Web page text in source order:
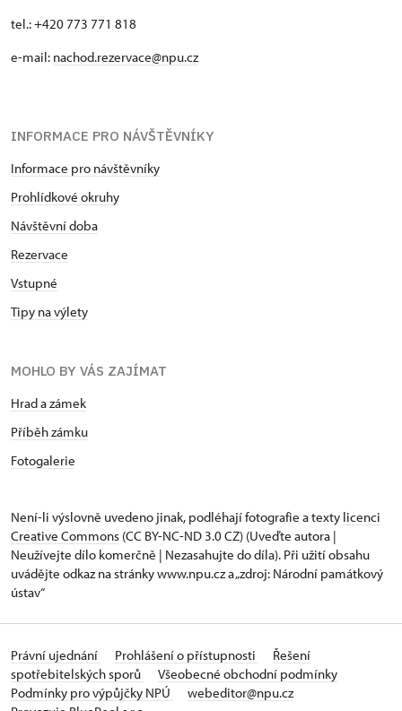
tel.: +420 773 771 818
e-mail: nachod.rezervace@npu.cz
INFORMACE PRO NÁVŠTĚVNÍKY
Informace pro návštěvníky
Prohlídkové okruhy
Návštěvní doba
Rezervace
Vstupné
Tipy na výlety
MOHLO BY VÁS ZAJÍMAT
Hrad a zámek
Příběh zámku
Fotogalerie
Není-li výslovně uvedeno jinak, podléhají fotografie a texty licenci
Creative Commons (CC BY-NC-ND 3.0 CZ) (Uveďte autora |
Neužívejte dílo komerčně | Nezasahujte do díla). Při užití obsahu
uvádějte odkaz na stránky www.npu.cz a „zdroj: Národní památkový
ústav“
Právní ujednání Prohlášení o přístupnosti
Řešení
spotřebitelských sporů
Všeobecné obchodní podmínky
Podmínky pro výpůjčky NPÚ
webeditor@npu.cz